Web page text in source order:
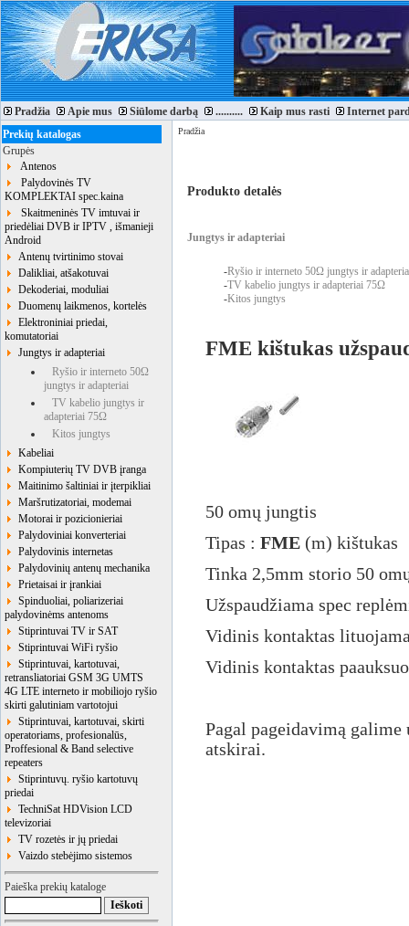
Pradžia Apie mus Siūlome darbą .......... Kaip mus rasti
Internet
Prekių katalogas
Grupės
Antenos
Palydovinės TV
KOMPLEKTAI spec.kaina
Skaitmeninės TV imtuvai ir
priedėliai DVB ir IPTV , išmanieji
Android
Antenų tvirtinimo stovai
Dalikliai, atšakotuvai
Dekoderiai, moduliai
Duomenų laikmenos, kortelės
Elektroniniai priedai,
komutatoriai
Jungtys ir adapteriai
Ryšio ir interneto 50Ω
jungtys ir adapteriai
TV kabelio jungtys ir
adapteriai 75Ω
Kitos jungtys
Kabeliai
Kompiuterių TV DVB įranga
Maitinimo šaltiniai ir įterpikliai
Maršrutizatoriai, modemai
Motorai ir pozicionieriai
Palydoviniai konverteriai
Palydovinis internetas
Palydovinių antenų mechanika
Prietaisai ir įrankiai
Spinduoliai, poliarizeriai
palydovinėms antenoms
Stiprintuvai TV ir SAT
Stiprintuvai WiFi ryšio
Stiprintuvai, kartotuvai,
retransliatoriai GSM 3G UMTS
4G LTE interneto ir mobiliojo ryšio
skirti galutiniam vartotojui
Stiprintuvai, kartotuvai, skirti
operatoriams, profesionalūs,
Proffesional & Band selective
repeaters
Stiprintuvų. ryšio kartotuvų
priedai
TechniSat HDVision LCD
televizoriai
TV rozetės ir jų priedai
Vaizdo stebėjimo sistemos
Paieška prekių kataloge
Pradžia
Produkto detalės
Jungtys ir adapteriai
-Ryšio ir interneto 50Ω jungtys ir
-TV kabelio jungtys ir adapteriai 75Ω
-Kitos jungtys
FME kištukas
50 omų jungtis
Tipas : FME (m) kištukas
Tinka 2,5mm storio 50
Užspaudžiama spec
Vidinis kontaktas
Vidinis kontaktas
Pagal pageidavimą
atskirai.